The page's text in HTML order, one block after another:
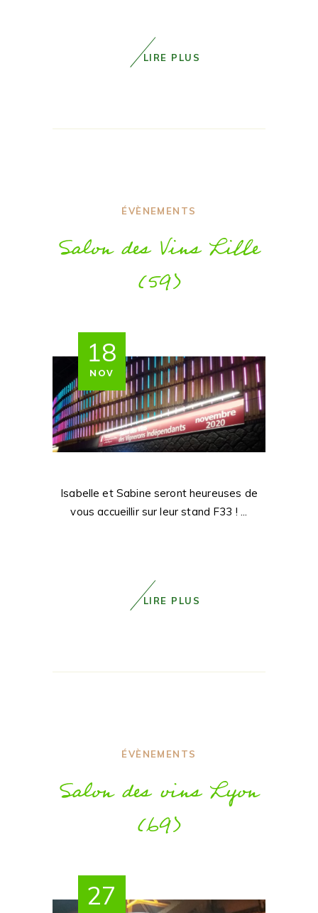
LIRE PLUS
ÉVÈNEMENTS
Salon des Vins Lille
(59)
18
NOV
Isabelle et Sabine seront heureuses de
vous accueillir sur leur stand F33 !
LIRE PLUS
ÉVÈNEMENTS
Salon des vins Lyon
(69)
27